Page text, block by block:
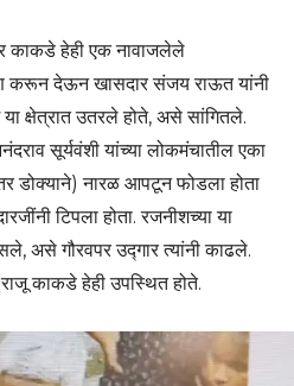
काकडे हेही एक नावाजलेले
करून देऊन खासदार संजय राऊत यांनी
क्षेत्रात उतरले होते, असे सांगितले.
सूर्यवंशी यांच्या लोकमंचातील एका
डोक्याने) नारळ आपटून फोडला होता
टिपला होता. रजनीशच्या या
असे गौरवपर उद्गार त्यांनी काढले.
काकडे हेही उपस्थित होते.